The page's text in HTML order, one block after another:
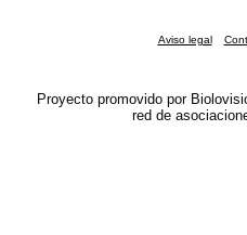
Aviso legal
Proyecto promovido por
red de